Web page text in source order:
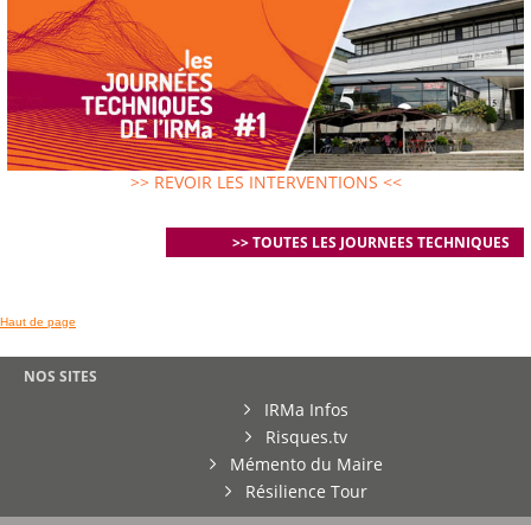
>> REVOIR LES INTERVENTIONS <<
>> TOUTES LES JOURNEES TECHNIQUES
Haut de page
NOS SITES
IRMa Infos
Risques.tv
Mémento du Maire
Résilience Tour